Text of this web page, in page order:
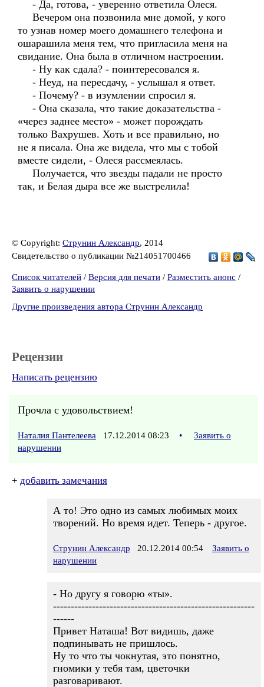
- Да, готова, - уверенно ответила Олеся.
Вечером она позвонила мне домой, у кого
то узнав номер моего домашнего телефона и
ошарашила меня тем, что пригласила меня на
свидание. Она была в отличном настроении.
- Ну как сдала? - поинтересовался я.
- Неуд, на пересдачу, - услышал я ответ.
- Почему? - в изумлении спросил я.
- Она сказала, что такие доказательства -
«через заднее место» - может порождать
только Вахрушев. Хоть и все правильно, но
не я писала. Она же видела, что мы с тобой
вместе сидели, - Олеся рассмеялась.
Получается, что звезды падали не просто
так, и Белая дыра все же выстрелила!
© Copyright: Струнин Александр, 2014
Свидетельство о публикации №214051700466
Список читателей / Версия для печати / Разместить анонс /
Заявить о нарушении
Другие произведения автора Струнин Александр
Рецензии
Написать рецензию
Прочла с удовольствием!
Наталия Пантелеева 17.12.2014 08:23 •
Заявить о
нарушении
+ добавить замечания
А то! Это одно из самых любимых моих
творений. Но время идет. Теперь - другое.
Струнин Александр 20.12.2014 00:54
Заявить о
нарушении
- Но другу я говорю «ты».
---------------------------------------------------------
------
Привет Наташа! Вот видишь, даже
подпинывать не пришлось.
Ну то что ты чокнутая, это понятно,
гномики у тебя там, цветочки
разговаривают.